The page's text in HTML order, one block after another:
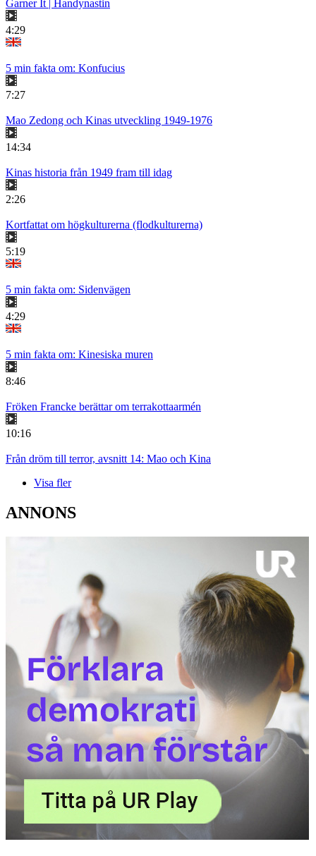
Garner It | Handynastin
4:29
5 min fakta om: Konfucius
7:27
Mao Zedong och Kinas utveckling 1949-1976
14:34
Kinas historia från 1949 fram till idag
2:26
Kortfattat om högkulturerna (flodkulturerna)
5:19
5 min fakta om: Sidenvägen
4:29
5 min fakta om: Kinesiska muren
8:46
Fröken Francke berättar om terrakottaarmén
10:16
Från dröm till terror, avsnitt 14: Mao och Kina
Visa fler
ANNONS